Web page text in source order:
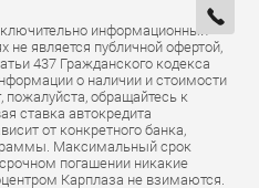
информационный
не является публичной офертой,
437 Гражданского кодекса
о наличии и стоимости
пожалуйста, обращайтесь к
ставка автокредита
от конкретного банка,
Максимальный срок
погашении никакие
Карплаза не взимаются.